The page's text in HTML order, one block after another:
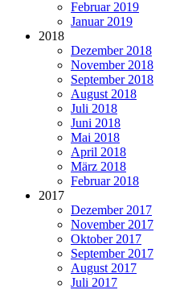
Februar 2019
Januar 2019
2018
Dezember 2018
November 2018
September 2018
August 2018
Juli 2018
Juni 2018
Mai 2018
April 2018
März 2018
Februar 2018
2017
Dezember 2017
November 2017
Oktober 2017
September 2017
August 2017
Juli 2017